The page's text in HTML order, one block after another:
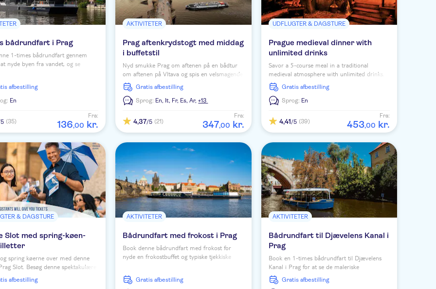
bådrundfart i Prag
1-times bådrundfart gennem
nyde byen fra vandet, og se
afbestilling
En
(35)
Fra:
136,00 kr.
AKTIVITETER
Prag aftenkrydstogt med middag
i buffetstil
Nyd smukke Prag om aftenen på en bådtur
om aftenen på Vltava og spis en velsmagende
middagsbuffet. Bestil nu en fantastisk
oplevelse.
Gratis afbestilling
Sprog: En, It, Fr, Es,Ar,+13
4,37/5 (21)
Fra:
347,00 kr.
UDFLUGTER & DAGSTURE
Prague medieval dinner with
unlimited drinks
Savor a 5-course meal in a traditional
medieval atmosphere with unlimited drinks.
See a medieval performance including belly
dancers, sword fight and fire show.
Gratis afbestilling
Sprog: En
4,41/5 (39)
Fra:
453,00 kr.
& DAGSTURE
Slot med spring-køen-
spring køerne over med denne
Slot. Besøg denne spektakulære
i Prag og nyd det smukke indre
afbestilling
AKTIVITETER
Bådrundfart med frokost i Prag
Book denne bådrundfart med frokost for
nyde en frokostbuffet og typiske tjekkiske
vigtigste seværdigheder og lytter til levende
musik.Gratis afbestilling
AKTIVITETER
Bådrundfart til Djævelens Kanal i
Prag
Book en 1-times bådrundfart til Djævelens
Kanal i Prag for at se de maleriske
middelalderhuse ved Vltava-floden med
kaptajnen som din guide.
Gratis afbestilling